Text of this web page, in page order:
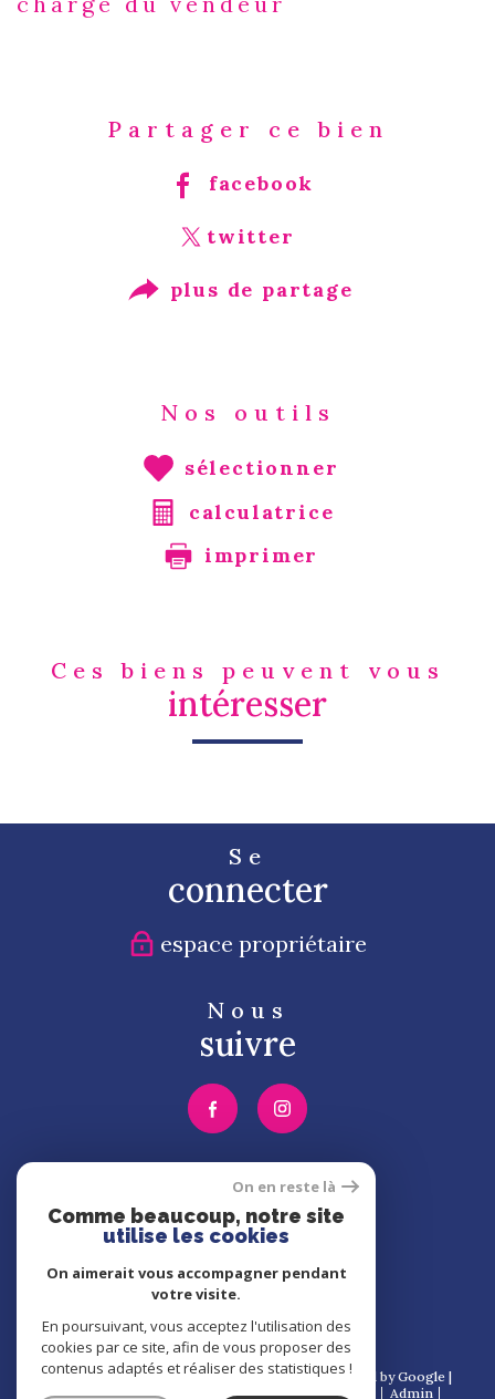
Partager ce bien
facebook
twitter
plus de partage
Nos outils
sélectionner
calculatrice
imprimer
Ces biens peuvent vous
intéresser
Se
connecter
espace propriétaire
Nous
suivre
Nous
adhérons
© 2026 | Tous droits réservés | Traduction powered by Google |
Nos honoraires
Plan du site Mentions légales Admin
On en reste là
Comme beaucoup, notre site
utilise les cookies
On aimerait vous accompagner pendant
votre visite.
En poursuivant, vous acceptez l'utilisation des
cookies par ce site, afin de vous proposer des
contenus adaptés et réaliser des statistiques !